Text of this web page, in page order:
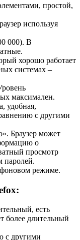
простой,
используя
000). В
хорошо работает
системах –
максимален.
удобная,
с другими
Браузер может
о
просмотр
паролей.
фоновом режиме.
есть
более длительный
с другими